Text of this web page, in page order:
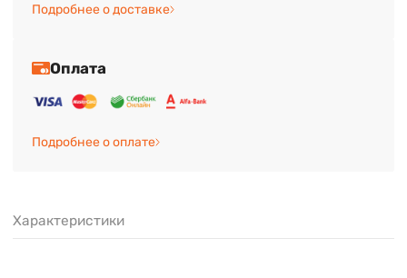
Подробнее о доставке
Оплата
Подробнее о оплате
Характеристики